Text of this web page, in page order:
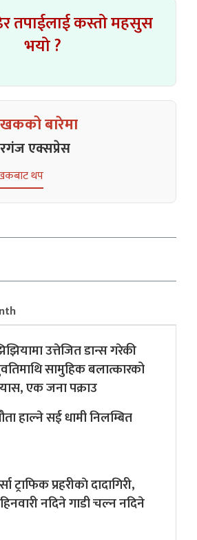
तपाईलाई कस्तो महसुस
भयो ?
बारेमा
एक्सप्रेस
थप
उत्तेजित डान्स गरेकी
सामुहिक बलात्कारको
एक जना पक्राउ
हाल्ने सई धामी निलम्बित
ट्राफिक प्रहरीकाे दादागिरी,
नदिने गाडी चल्न नदिने